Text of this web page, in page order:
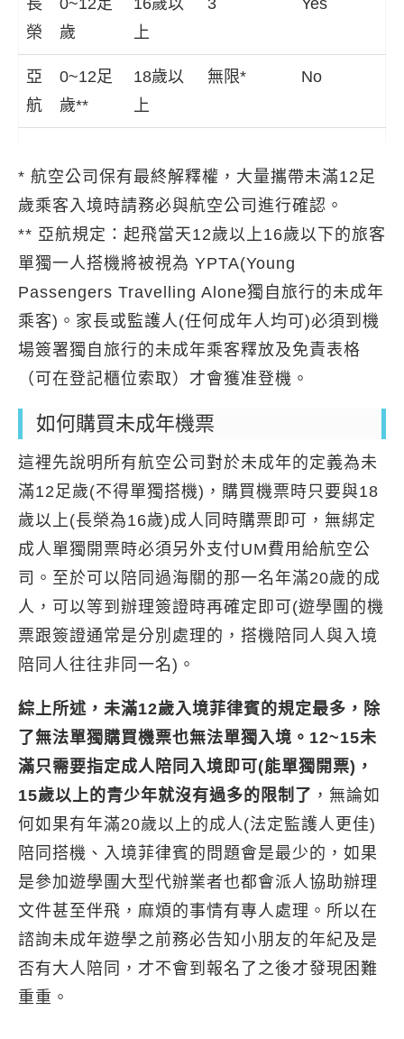
榮
歲
上
亞
航
0~12足
歲**
18歲以
上
無限* No
* 航空公司保有最終解釋權，大量攜帶未滿12足
歲乘客入境時請務必與航空公司進行確認。
** 亞航規定：起飛當天12歲以上16歲以下的旅客
單獨一人搭機將被視為 YPTA(Young
Passengers Travelling Alone獨自旅行的未成年
乘客)。家長或監護人(任何成年人均可)必須到機
場簽署獨自旅行的未成年乘客釋放及免責表格
（可在登記櫃位索取）才會獲准登機。
如何購買未成年機票
這裡先說明所有航空公司對於未成年的定義為未
滿12足歲(不得單獨搭機)，購買機票時只要與18
歲以上(長榮為16歲)成人同時購票即可，無綁定
成人單獨開票時必須另外支付UM費用給航空公
司。至於可以陪同過海關的那一名年滿20歲的成
人，可以等到辦理簽證時再確定即可(遊學團的機
票跟簽證通常是分別處理的，搭機陪同人與入境
陪同人往往非同一名)。
綜上所述，未滿12歲入境菲律賓的規定最多，除
了無法單獨購買機票也無法單獨入境。12~15未
滿只需要指定成人陪同入境即可(能單獨開票)，
15歲以上的青少年就沒有過多的限制了 ，無論如
何如果有年滿20歲以上的成人(法定監護人更佳)
陪同搭機、入境菲律賓的問題會是最少的，如果
是參加遊學團大型代辦業者也都會派人協助辦理
文件甚至伴飛，麻煩的事情有專人處理。所以在
諮詢未成年遊學之前務必告知小朋友的年紀及是
否有大人陪同，才不會到報名了之後才發現困難
重重。